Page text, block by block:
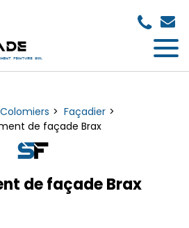
Façadier
de façade Brax
de façade Brax